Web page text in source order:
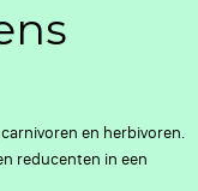
en herbivoren.
reducenten in een